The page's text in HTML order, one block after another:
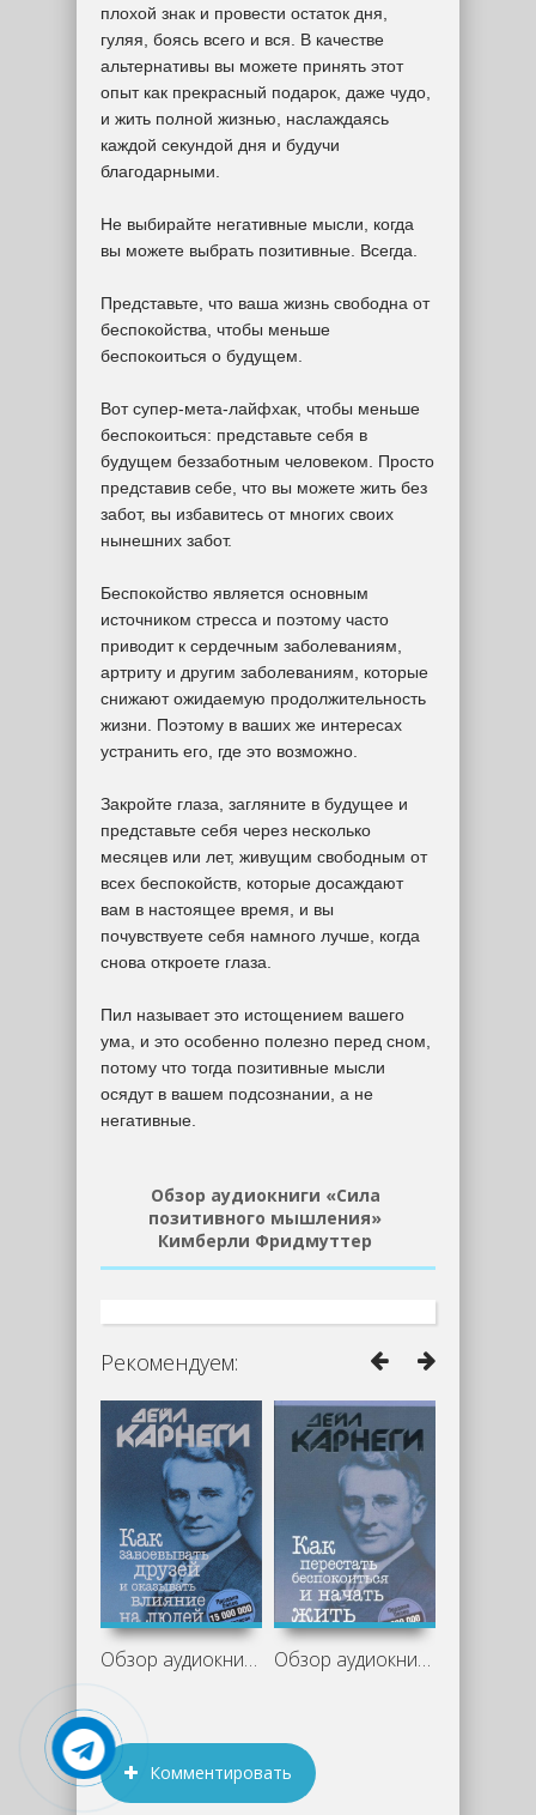
плохой знак и провести остаток дня,
гуляя, боясь всего и вся. В качестве
альтернативы вы можете принять этот
опыт как прекрасный подарок, даже чудо,
и жить полной жизнью, наслаждаясь
каждой секундой дня и будучи
благодарными.
Не выбирайте негативные мысли, когда
вы можете выбрать позитивные. Всегда.
Представьте, что ваша жизнь свободна от
беспокойства, чтобы меньше
беспокоиться о будущем.
Вот супер-мета-лайфхак, чтобы меньше
беспокоиться: представьте себя в
будущем беззаботным человеком. Просто
представив себе, что вы можете жить без
забот, вы избавитесь от многих своих
нынешних забот.
Беспокойство является основным
источником стресса и поэтому часто
приводит к сердечным заболеваниям,
артриту и другим заболеваниям, которые
снижают ожидаемую продолжительность
жизни. Поэтому в ваших же интересах
устранить его, где это возможно.
Закройте глаза, загляните в будущее и
представьте себя через несколько
месяцев или лет, живущим свободным от
всех беспокойств, которые досаждают
вам в настоящее время, и вы
почувствуете себя намного лучше, когда
снова откроете глаза.
Пил называет это истощением вашего
ума, и это особенно полезно перед сном,
потому что тогда позитивные мысли
осядут в вашем подсознании, а не
негативные.
Обзор аудиокниги «Сила
позитивного мышления»
Кимберли Фридмуттер
Рекомендуем:
Обзор аудиокниги «Как завоевывать Обзор аудиокниги «Как перестать
Комментировать